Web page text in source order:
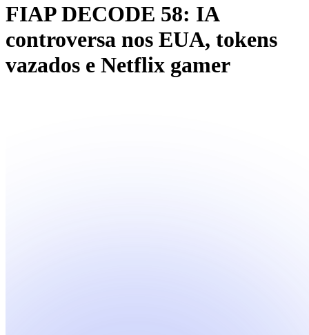
FIAP DECODE 58: IA
controversa nos EUA, tokens
vazados e Netflix gamer